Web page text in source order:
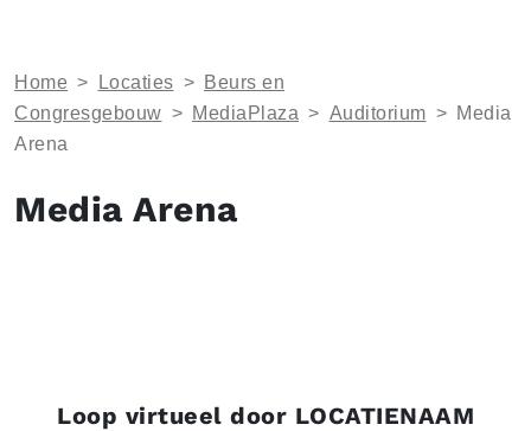
Home > Locaties > Beurs en
Congresgebouw > MediaPlaza > Auditorium > Media
Arena
Media Arena
Loop virtueel door LOCATIENAAM